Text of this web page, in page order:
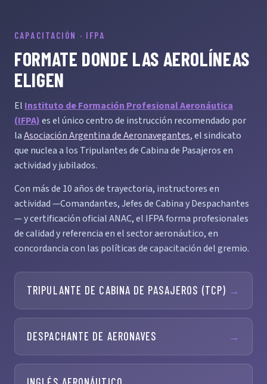
CAPACITACIÓN · IFPA
FORMATE DONDE LAS AEROLÍNEAS
ELIGEN
El Instituto de Formación Profesional Aeronáutica
(IFPA)es el único centro de instrucción recomendado por
laAsociación Argentina de Aeronavegantes, el sindicato
que nuclea a los Tripulantes de Cabina de Pasajeros en
actividad y jubilados.
Con más de 10 años de trayectoria, instructores en
actividad —Comandantes, Jefes de Cabina y Despachantes
— y certificación oficial ANAC, el IFPA forma profesionales
de calidad y referencia en el sector aeronáutico, en
concordancia con las políticas de capacitación del gremio.
TRIPULANTE DE CABINA DE PASAJEROS (TCP) →
DESPACHANTE DE AERONAVES →